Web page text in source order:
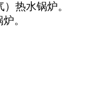
热水锅炉。
。